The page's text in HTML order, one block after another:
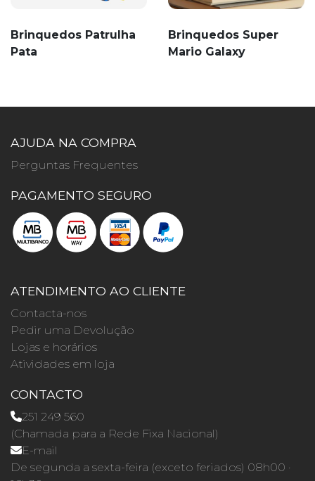
Brinquedos Patrulha
Pata
Brinquedos Super
Mario Galaxy
AJUDA NA COMPRA
Perguntas Frequentes
PAGAMENTO SEGURO
ATENDIMENTO AO CLIENTE
Contacta-nos
Pedir uma Devolução
Lojas e horários
Atividades em loja
CONTACTO
251 249 560
(Chamada para a Rede Fixa Nacional)
E-mail
De segunda a sexta-feira (exceto feriados) 08h00 ·